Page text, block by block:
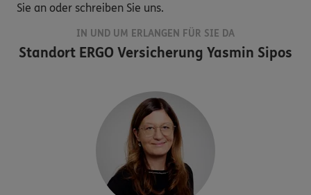
Sie an oder schreiben Sie uns.
IN UND UM ERLANGEN FÜR SIE DA
Standort ERGO Versicherung Yasmin Sipos